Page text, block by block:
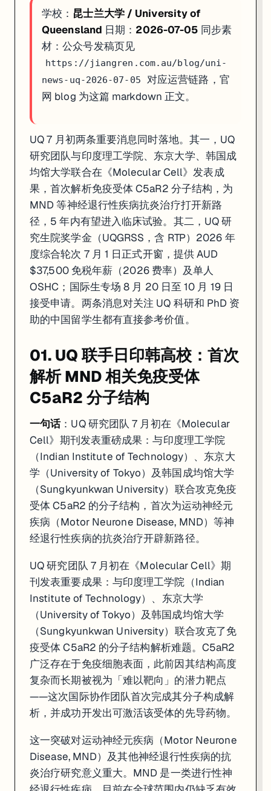
学校： 昆士兰大学 / University of
Queensland 日期： 2026-07-05 同步素
材：公众号发稿页见
https://jiangren.com.au/blog/uni-
news-uq-2026-07-05
对应运营链路，官
网 blog 为这篇 markdown 正文。
UQ 7 月初两条重要消息同时落地。其一，UQ
研究团队与印度理工学院、东京大学、韩国成
均馆大学联合在《Molecular Cell》发表成
果，首次解析免疫受体 C5aR2 分子结构，为
MND 等神经退行性疾病抗炎治疗打开新路
径，5 年内有望进入临床试验。其二，UQ 研
究生院奖学金（UQGRSS，含 RTP）2026 年
度综合轮次 7 月 1 日正式开窗，提供 AUD
$37,500 免税年薪（2026 费率）及单人
OSHC；国际生专场 8 月 20 日至 10 月 19 日
接受申请。两条消息对关注 UQ 科研和 PhD 资
助的中国留学生都有直接参考价值。
01. UQ 联手日印韩高校：首次
解析 MND 相关免疫受体
C5aR2 分子结构
一句话：UQ 研究团队 7 月初在《Molecular
Cell》期刊发表重磅成果：与印度理工学院
（Indian Institute of Technology）、东京大
学（University of Tokyo）及韩国成均馆大学
（Sungkyunkwan University）联合攻克免疫
受体 C5aR2 的分子结构，首次为运动神经元
疾病（Motor Neurone Disease, MND）等神
经退行性疾病的抗炎治疗开辟新路径。
UQ 研究团队 7 月初在《Molecular Cell》期
刊发表重要成果：与印度理工学院（Indian
Institute of Technology）、东京大学
（University of Tokyo）及韩国成均馆大学
（Sungkyunkwan University）联合攻克了免
疫受体 C5aR2 的分子结构解析难题。C5aR2
广泛存在于免疫细胞表面，此前因其结构高度
复杂而长期被视为「难以靶向」的潜力靶点
——这次国际协作团队首次完成其分子构成解
析，并成功开发出可激活该受体的先导药物。
这一突破对运动神经元疾病（Motor Neurone
Disease, MND）及其他神经退行性疾病的抗
炎治疗研究意义重大。MND 是一类进行性神